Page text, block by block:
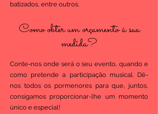
batizados, entre outros.
Como obter um orçamento à sua
medida?
Conte-nos onde será o seu evento, quando e
como pretende a participação musical. Dê-
nos todos os pormenores para que, juntos,
consigamos proporcionar-lhe um momento
único e especial!